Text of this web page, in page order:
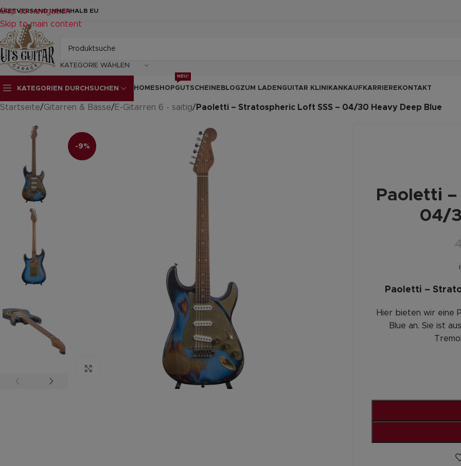
Skip to navigation
Skip to main content
INNERHALB EU
KATEGORIE WÄHLEN
KATEGORIEN DURCHSUCHEN HOMESHOPGUTSCHEINE
NEU!
BLOGZUM LADEN GUITAR KLINIKANKAUF KARRIERE KONTAKT
Startseite/Gitarren & Bässe/E-Gitarren 6 - saitig/ Paoletti – Stratospheric Loft SSS – 04/30 Heavy Deep Blue
-9%
Zum vergrößern anklicken
Paoletti
04/
Paoletti –
Hier bieten wir eine
Blue an. Sie ist